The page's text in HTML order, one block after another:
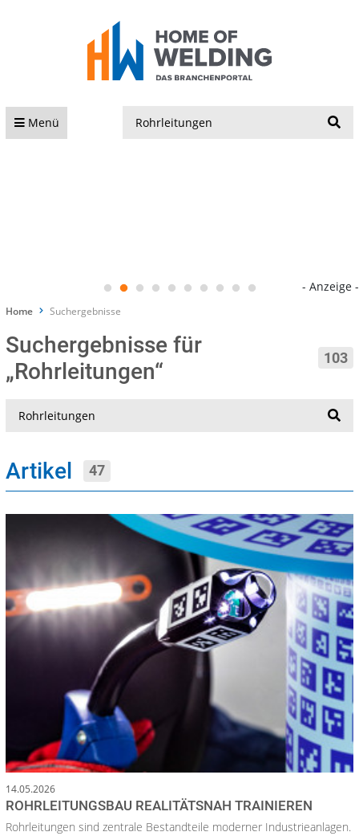
Menü
- Anzeige -
Home Suchergebnisse
Suchergebnisse für
„Rohrleitungen“
103
Artikel 47
14.05.2026
ROHRLEITUNGSBAU REALITÄTSNAH TRAINIEREN
Rohrleitungen sind zentrale Bestandteile moderner Industrieanlagen.